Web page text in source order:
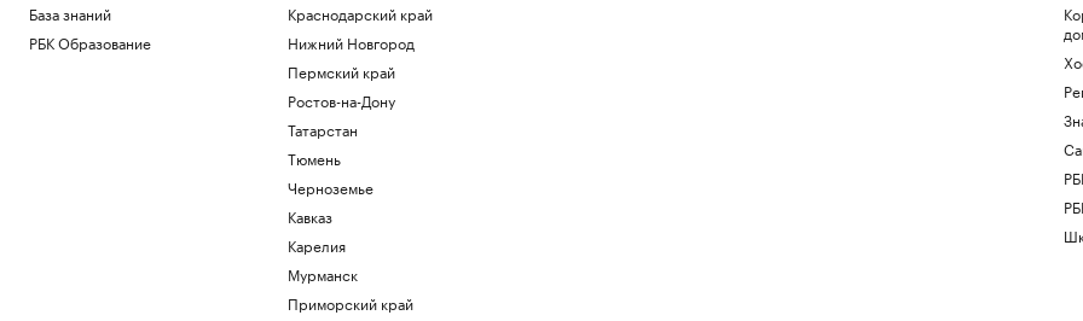
База знаний
РБК Образование
Краснодарский край
Нижний Новгород
Пермский край
Ростов-на-Дону
Татарстан
Тюмень
Черноземье
Кавказ
Карелия
Мурманск
Приморский край